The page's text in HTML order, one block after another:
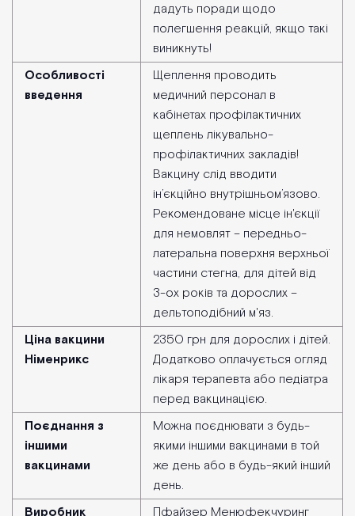
дадуть поради щодо
полегшення реакцій, якщо такі
виникнуть!
Особливості
введення
Щеплення проводить
медичний персонал в
кабінетах профілактичних
щеплень лікувально-
профілактичних закладів!
Вакцину слід вводити
ін’єкційно внутрішньом’язово.
Рекомендоване місце ін'єкції
для немовлят – передньо-
латеральна поверхня верхньої
частини стегна, для дітей від
3-ох років та дорослих –
дельтоподібний м'яз.
Ціна вакцини
Німенрикс
2350 грн для дорослих і дітей.
Додатково оплачується огляд
лікаря терапевта або педіатра
перед вакцинацією.
Поєднання з
іншими
вакцинами
Можна поєднювати з будь-
якими іншими вакцинами в той
же день або в будь-який інший
день.
Виробник
Пфайзер Менюфекчуринг